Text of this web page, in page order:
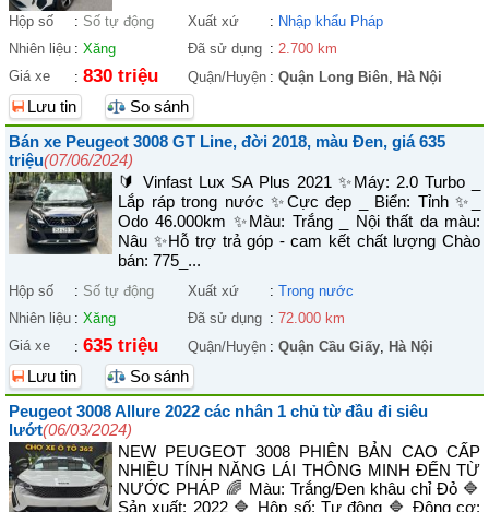
Hộp số : Số tự động Xuất xứ : Nhập khẩu Pháp
Nhiên liệu : Xăng Đã sử dụng : 2.700 km
Giá xe
: 830 triệu Quận/Huyện : Quận Long Biên, Hà Nội
Lưu tin
So sánh
Bán xe Peugeot 3008 GT Line, đời 2018, màu Đen, giá 635
triệu(07/06/2024)
🔰 Vinfast Lux SA Plus 2021 ✨Máy: 2.0 Turbo _
Lắp ráp trong nước ✨Cực đẹp _ Biển: Tỉnh ✨_
Odo 46.000km ✨Màu: Trắng _ Nội thất da màu:
Nâu ✨Hỗ trợ trả góp - cam kết chất lượng Chào
bán: 775_...
Hộp số : Số tự động Xuất xứ : Trong nước
Nhiên liệu : Xăng Đã sử dụng : 72.000 km
Giá xe
: 635 triệu Quận/Huyện : Quận Cầu Giấy, Hà Nội
Lưu tin
So sánh
Peugeot 3008 Allure 2022 các nhân 1 chủ từ đầu đi siêu
lướt(06/03/2024)
NEW PEUGEOT 3008 PHIÊN BẢN CAO CẤP
NHIỀU TÍNH NĂNG LÁI THÔNG MINH ĐẾN TỪ
NƯỚC PHÁP 🌈 Màu: Trắng/Đen khâu chỉ Đỏ 🔷️
Sản xuất: 2022 🔷️ Hộp số: Tự động 🔷️ Động cơ: